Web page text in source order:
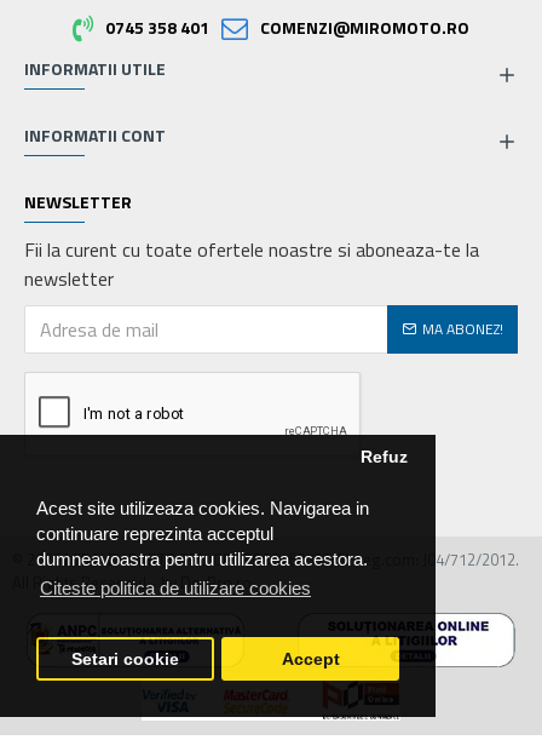
Acest site utilizeaza cookies. Navigarea in
continuare reprezinta acceptul
dumneavoastra pentru utilizarea acestora.
Citeste politica de utilizare cookies
Refuz
Setari cookie Accept
0745 358 401
COMENZI@MIROMOTO.RO
INFORMATII UTILE
INFORMATII CONT
NEWSLETTER
Fii la curent cu toate ofertele noastre si aboneaza-te la
newsletter
MA ABONEZ!
© 2026 MIRALEX PARTS SRL, CIF: RO30468586, Nr.reg.com: J04/712/2012.
All Rights Reserved - by DevPro.ro